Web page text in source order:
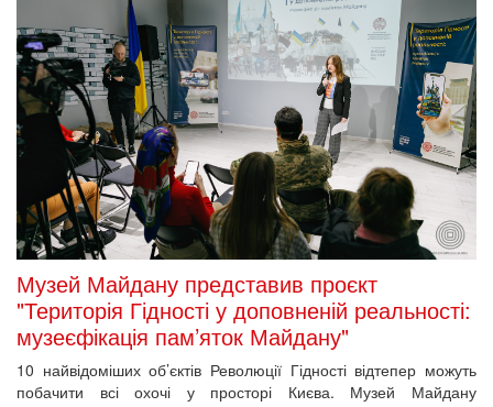
Музей Майдану представив проєкт
"Територія Гідності у доповненій реальності:
музеєфікація пам’яток Майдану"
10 найвідоміших об’єктів Революції Гідності відтепер можуть
побачити всі охочі у просторі Києва. Музей Майдану